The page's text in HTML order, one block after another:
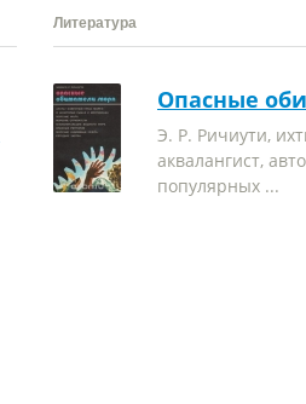
Литература
Опасные
Э. Р. Ричиути,
аквалангист,
популярных ...